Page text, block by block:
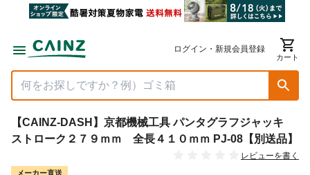
ログイン・新規会員登録
カート
【CAINZ-DASH】京都機械工具 パンタグラフジャッキ
ストローク２７９ｍｍ 全長４１０ｍｍ PJ-08【別送品】
レビューを書く
メーカー直送